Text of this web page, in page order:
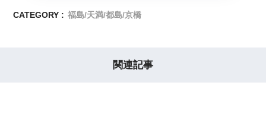
CATEGORY : 福島/天満/都島/京橋
関連記事